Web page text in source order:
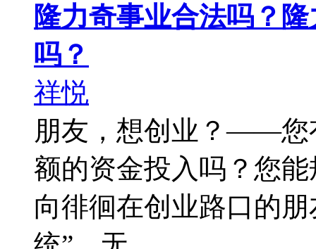
隆力奇事业合法吗？
吗？
祥悦
朋友，想创业？——您
额的资金投入吗？您
向徘徊在创业路口的